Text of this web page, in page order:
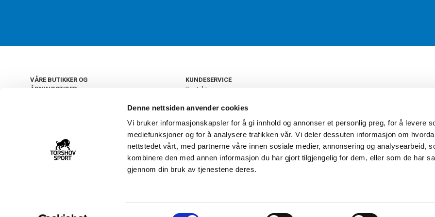
Denne nettsiden anvender cookies
Vi bruker informasjonskapsler for å gi innhold og annonser et personlig preg, for å levere
mediefunksjoner og for å analysere trafikken vår. Vi deler dessuten informasjon om
nettstedet vårt, med partnerne våre innen sosiale medier, annonsering og analysearbeid,
kombinere den med annen informasjon du har gjort tilgjengelig for dem, eller som de har
gjennom din bruk av tjenestene deres.
VÅRE BUTIKKER OG
ÅPNINGSTIDER
22 09 20 20
KUNDESERVICE
Kontakt oss
Retur og bytte
Personvern
Frakt og levering
Ledige stillinger
FAQ - Ofte stilte spørsmål
Åpenhetsloven
Torshov Sport har over 90 års
klubbhandel. Torshov Sport har
Drammen, Sandvika Storsenter